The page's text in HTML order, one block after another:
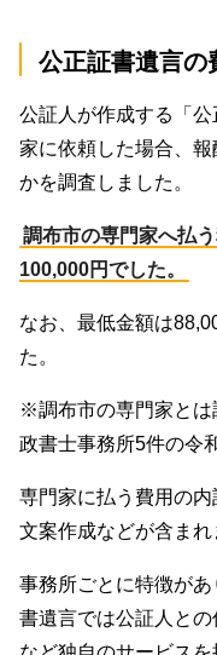
公正証書遺言の
公証人が作成する「
家に依頼した場合、
かを調査しました。
調布市の専門家へ払
100,000円でした。
なお、最低金額は
た。
※調布市の専門家とは
政書士事務所5件の令
専門家に払う費用の
文案作成などが含まれ
事務所ごとに特徴が
書遺言では公証人と